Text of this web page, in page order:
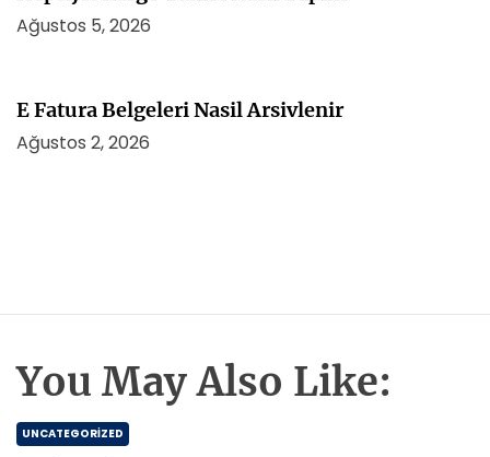
Ağustos 5, 2026
E Fatura Belgeleri Nasil Arsivlenir
Ağustos 2, 2026
You May Also Like:
UNCATEGORIZED